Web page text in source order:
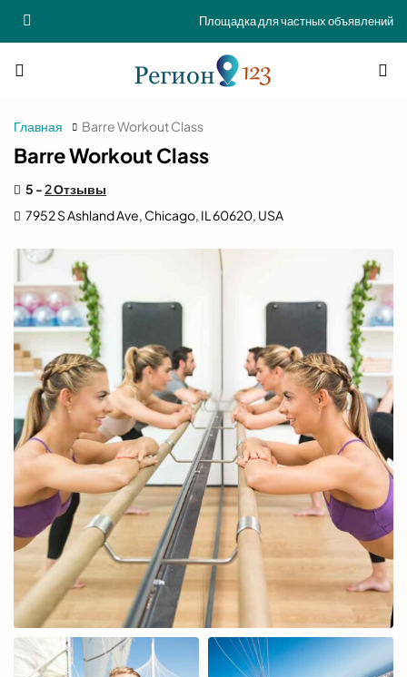
Площадка для частных объявлений
Главная Barre Workout Class
Barre Workout Class
5 -2 Отзывы
7952 S Ashland Ave, Chicago, IL 60620, USA